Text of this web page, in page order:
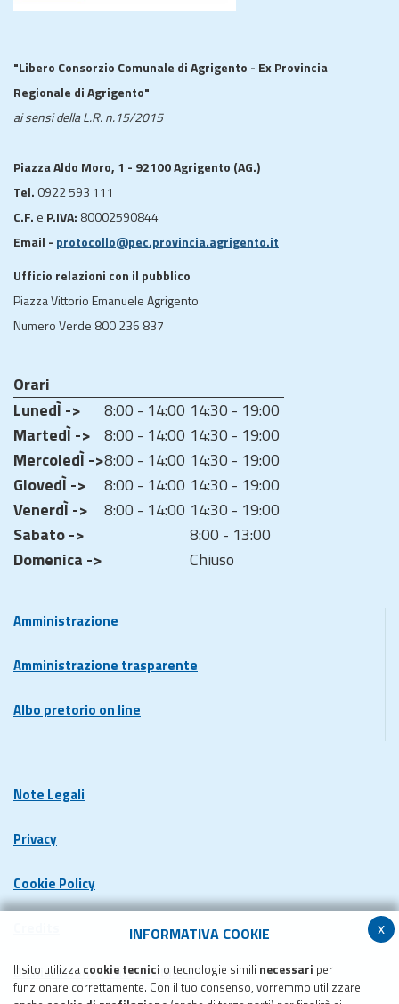
x
INFORMATIVA COOKIE
Il sito utilizza cookie tecnici o tecnologie simili necessari per
funzionare correttamente. Con il tuo consenso, vorremmo utilizzare
"Libero Consorzio Comunale di Agrigento - Ex Provincia
Regionale di Agrigento"
ai sensi della L.R. n.15/2015
Piazza Aldo Moro, 1 - 92100 Agrigento (AG.)
Tel. 0922 593 111
C.F. e P.IVA: 80002590844
Email - protocollo@pec.provincia.agrigento.it
Ufficio relazioni con il pubblico
Piazza Vittorio Emanuele Agrigento
Numero Verde 800 236 837
Orari
LunedÌ ->
8:00 - 14:00 14:30 - 19:00
MartedÌ -> 8:00 - 14:00 14:30 - 19:00
MercoledÌ ->8:00 - 14:00 14:30 - 19:00
GiovedÌ ->
8:00 - 14:00 14:30 - 19:00
VenerdÌ ->
8:00 - 14:00 14:30 - 19:00
Sabato ->
8:00 - 13:00
Domenica ->
Chiuso
Amministrazione
Amministrazione trasparente
Albo pretorio on line
Note Legali
Privacy
Cookie Policy
Dichiarazione di accessibilita'